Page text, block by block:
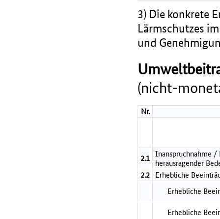
3) Die konkrete
Lärmschutzes
und
(nicht-
Nr.
2.1 Inanspruchnahme /
herausragender
2.2
Erhebliche
Erhebliche
Erhebliche